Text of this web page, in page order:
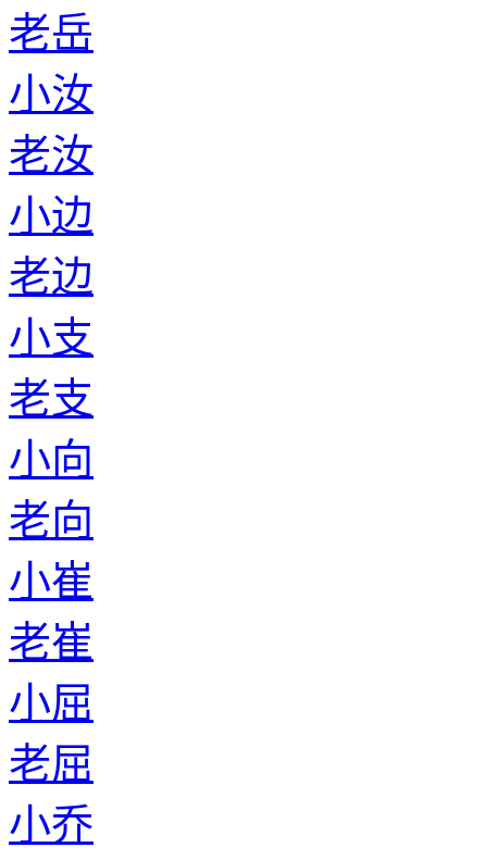
老岳
小汝
老汝
小边
老边
小支
老支
小向
老向
小崔
老崔
小屈
老屈
小乔